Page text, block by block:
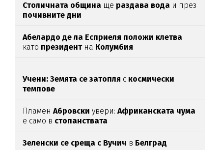
Столичната община ще раздава вода и през
почивните дни
Абелардо де ла Есприеля положи клетва
като президент на Колумбия
Учени: Земята се затопля с космически
темпове
ПламенАбровски увери:Африканската чума
е само в стопанствата
Зеленски се среща с Вучич в Белград